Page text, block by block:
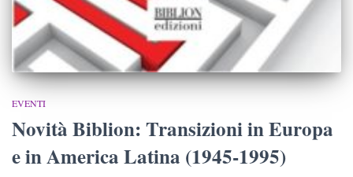
EVENTI
Novità Biblion: Transizioni in Europa
e in America Latina (1945-1995)